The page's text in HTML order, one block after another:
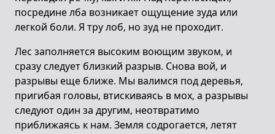
посредине лба возникает ощущение зуда или
легкой боли. Я тру лоб, но зуд не проходит.
Лес заполняется высоким воющим звуком, и
сразу следует близкий разрыв. Снова вой, и
разрывы еще ближе. Мы валимся под деревья,
пригибая головы, втискиваясь в мох, а разрывы
следуют один за другим, неотвратимо
приближаясь к нам. Земля содрогается, летят